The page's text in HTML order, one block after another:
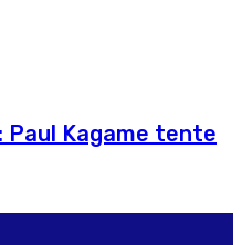
Paul Kagame tente